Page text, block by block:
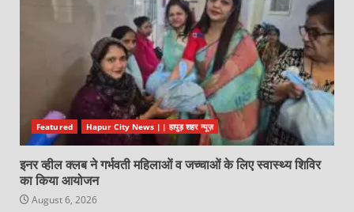
Featured Hapur City News || हापुड़ शहर न्यूज़
इनर व्हील क्लब ने गर्भवती महिलाओं व जच्चाओं के लिए स्वास्थ्य शिविर
का किया आयोजन
August 6, 2026